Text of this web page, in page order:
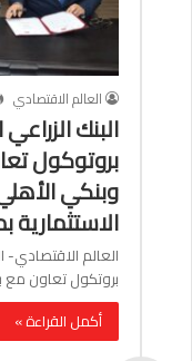
العالم الاقتصادي
البنك
بروتوكول
وبنكي
الاستثمارية
العالم
بروتكول تعاون مع
أكمل القراءة »